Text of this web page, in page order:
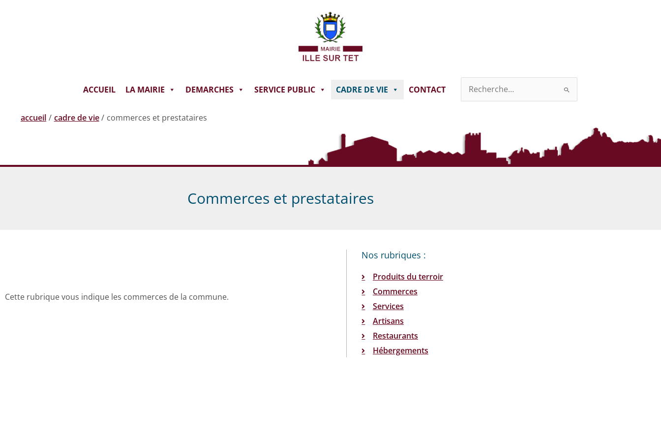
ACCUEIL LA MAIRIE DEMARCHES SERVICE PUBLIC CADRE DE VIE CONTACT Rechercher :
accueil cadre de vie commerces et prestataires
Commerces et prestataires
Cette rubrique vous indique les commerces de la commune.
Nos rubriques :
Produits du terroir
Commerces
Services
Artisans
Restaurants
Hébergements